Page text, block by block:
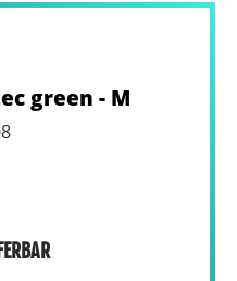
green - M